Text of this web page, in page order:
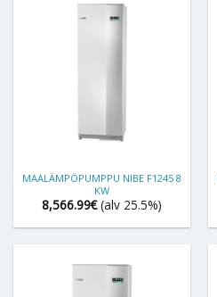
MAALÄMPÖPUMPPU NIBE F1245 8
KW
8,566.99€ (alv 25.5%)